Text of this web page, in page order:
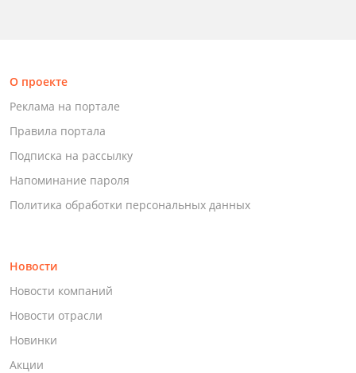
О проекте
Реклама на портале
Правила портала
Подписка на рассылку
Напоминание пароля
Политика обработки персональных данных
Новости
Новости компаний
Новости отрасли
Новинки
Акции